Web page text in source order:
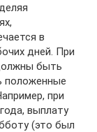
в
дней. При
быть
положенные
при
выплату
(это был